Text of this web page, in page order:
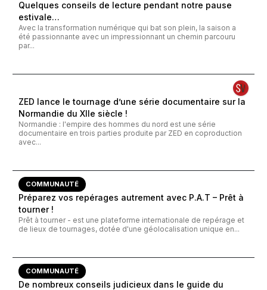
Quelques conseils de lecture pendant notre pause
estivale…
Avec la transformation numérique qui bat son plein, la saison a
été passionnante avec un impressionnant un chemin parcouru
par...
ZED lance le tournage d’une série documentaire sur la
Normandie du XIIe siècle !
Normandie : l'empire des hommes du nord est une série
documentaire en trois parties produite par ZED en coproduction
avec...
COMMUNAUTÉ
Préparez vos repérages autrement avec P.A.T – Prêt à
tourner !
Prêt à tourner - est une plateforme internationale de repérage et
de lieux de tournages, dotée d'une géolocalisation unique en...
COMMUNAUTÉ
De nombreux conseils judicieux dans le guide du